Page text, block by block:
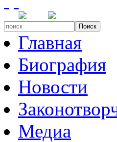
Поиск
Главная
Биография
Новости
Медиа